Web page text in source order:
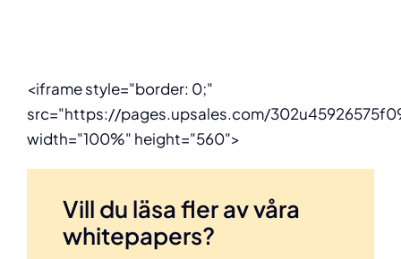
<iframe style="border: 0;"
src="https://pages.upsales.com/
width="100%" height="560">
Vill du läsa fler av våra
whitepapers?